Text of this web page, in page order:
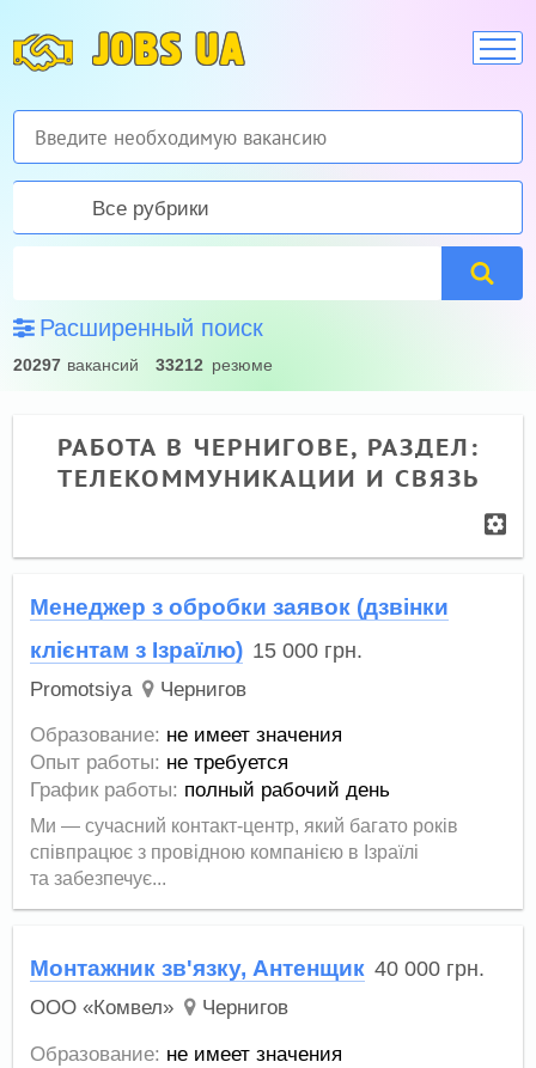
JOBS UA
Все рубрики
Расширенный поиск
20297 вакансий 33212 резюме
РАБОТА В ЧЕРНИГОВЕ, РАЗДЕЛ:
ТЕЛЕКОММУНИКАЦИИ И СВЯЗЬ
Менеджер з обробки заявок (дзвінки
клієнтам з Ізраїлю) 15 000 грн.
Promotsiya Чернигов
Образование: не имеет значения
Опыт работы: не требуется
График работы: полный рабочий день
Ми — сучасний контакт-центр, який багато років
співпрацює з провідною компанією в Ізраїлі
та забезпечує...
Монтажник зв'язку, Антенщик 40 000 грн.
ООО «Комвел» Чернигов
Образование: не имеет значения